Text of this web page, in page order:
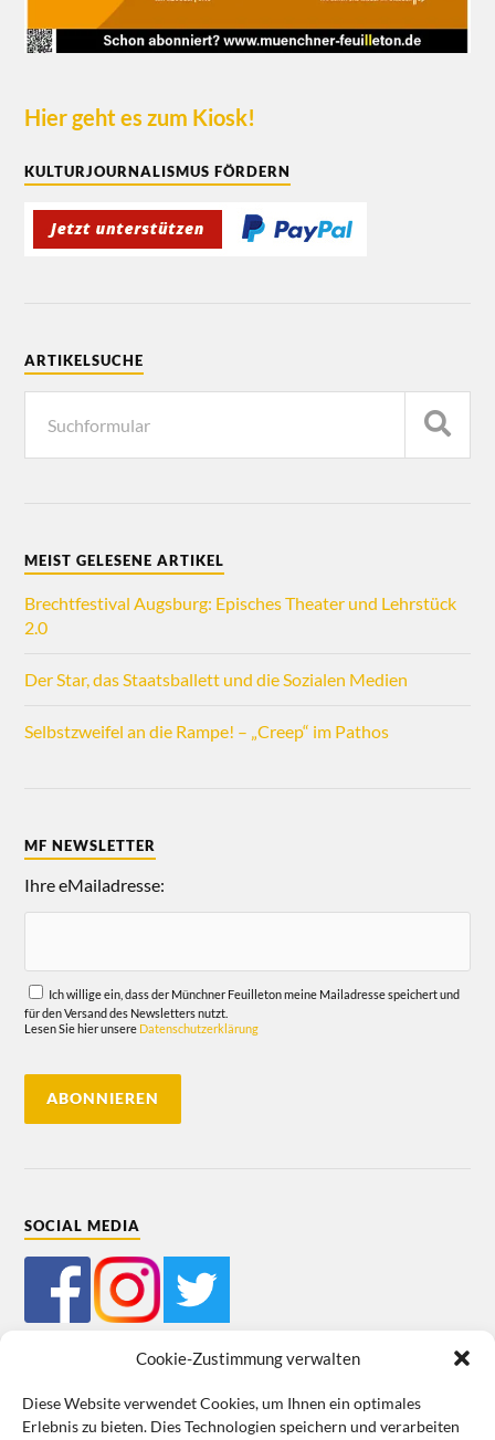
Cookie-Zustimmung verwalten
Diese Website verwendet Cookies, um Ihnen ein optimales
Erlebnis zu bieten. Dies Technologien speichern und verarbeiten
Hier geht es zum Kiosk!
KULTURJOURNALISMUS FÖRDERN
ARTIKELSUCHE
MEIST GELESENE ARTIKEL
Brechtfestival Augsburg: Episches Theater und Lehrstück
2.0
Der Star, das Staatsballett und die Sozialen Medien
Selbstzweifel an die Rampe! – „Creep“ im Pathos
MF NEWSLETTER
Ihre eMailadresse:
Ich willige ein, dass der Münchner Feuilleton meine Mailadresse speichert und
für den Versand des Newsletters nutzt.
Lesen Sie hier unsere Datenschutzerklärung
SOCIAL MEDIA